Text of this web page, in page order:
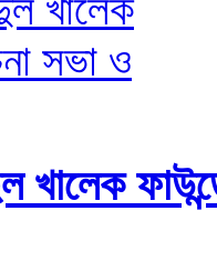
খালেক